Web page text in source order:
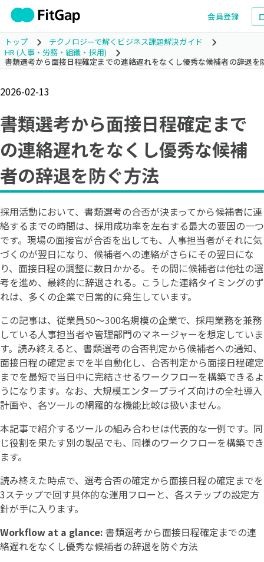
会員登録
トップ
テクノロジーで解くビジネス課題解決ガイド
HR (人事・労務・組織・採用)
書類選考から面接日程確定までの連絡遅れをなくし優秀な候補者の辞退を
2026-02-13
書類選考から面接日程確定まで
の連絡遅れをなくし優秀な候補
者の辞退を防ぐ方法
採用活動において、書類選考の合否が決まってから候補者に連
絡するまでの時間は、採用成功率を左右する最大の要因の一つ
です。現場の面接官が合否を出しても、人事担当者がそれに気
づくのが翌日になり、候補者への連絡がさらにその翌日にな
り、面接日程の調整に数日かかる。その間に候補者は他社の選
考を進め、最終的に辞退される。こうした連絡タイミングのず
れは、多くの企業で日常的に発生しています。
この記事は、従業員50〜300名規模の企業で、採用業務を兼務
している人事担当者や管理部門のマネージャーを想定していま
す。読み終えると、書類選考の合否判定から候補者への通知、
面接日程の確定までを半自動化し、合否判定から面接日程確定
までを最短で当日中に完結させるワークフローを構築できるよ
うになります。なお、大規模エンタープライズ向けの全社導入
計画や、各ツールの網羅的な機能比較は扱いません。
本記事で紹介するツールの組み合わせは代表的な一例です。同
じ役割を果たす別の製品でも、同様のワークフローを構築でき
ます。
読み終えた時点で、選考合否の確定から面接日程の確定までを
3ステップで回す具体的な運用フローと、各ステップの設定方
針が手に入ります。
Workflow at a glance: 書類選考から面接日程確定までの連
絡遅れをなくし優秀な候補者の辞退を防ぐ方法